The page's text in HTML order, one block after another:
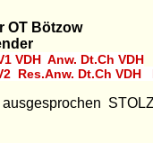
OT Bötzow
VDH Anw. Dt.Ch VDH
Res.Anw. Dt.Ch VDH
ausgesprochen